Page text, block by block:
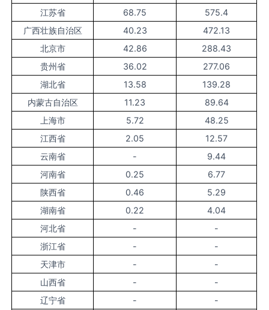
江苏省
68.75
575.4
广西壮族自治区
40.23
472.13
北京市
42.86
288.43
贵州省
36.02
277.06
湖北省
13.58
139.28
内蒙古自治区
11.23
89.64
上海市
5.72
48.25
江西省
2.05
12.57
云南省
-
9.44
河南省
0.25
6.77
陕西省
0.46
5.29
湖南省
0.22
4.04
河北省
-
-
浙江省
-
-
天津市
-
-
山西省
-
-
辽宁省
-
-